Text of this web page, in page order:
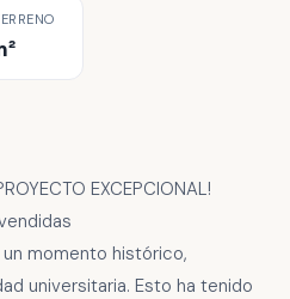
EXCEPCIONAL!
momento histórico,
universitaria. Esto ha tenido